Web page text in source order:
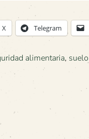
X Telegram
alimentaria, suelo